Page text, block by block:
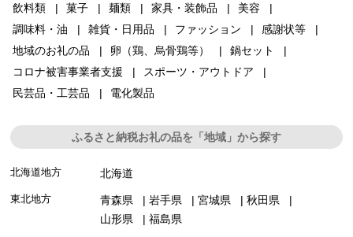
飲料類
菓子 麺類 家具・装飾品
美容
調味料・油
雑貨・日用品 ファッション
感謝状等
地域のお礼の品
卵（鶏、烏骨鶏等）
鍋セット
コロナ被害事業者支援
スポーツ・アウトドア
民芸品・工芸品
電化製品
ふるさと納税お礼の品を「地域」から探す
北海道地方 北海道
東北地方 青森県 岩手県 宮城県
秋田県
山形県
福島県